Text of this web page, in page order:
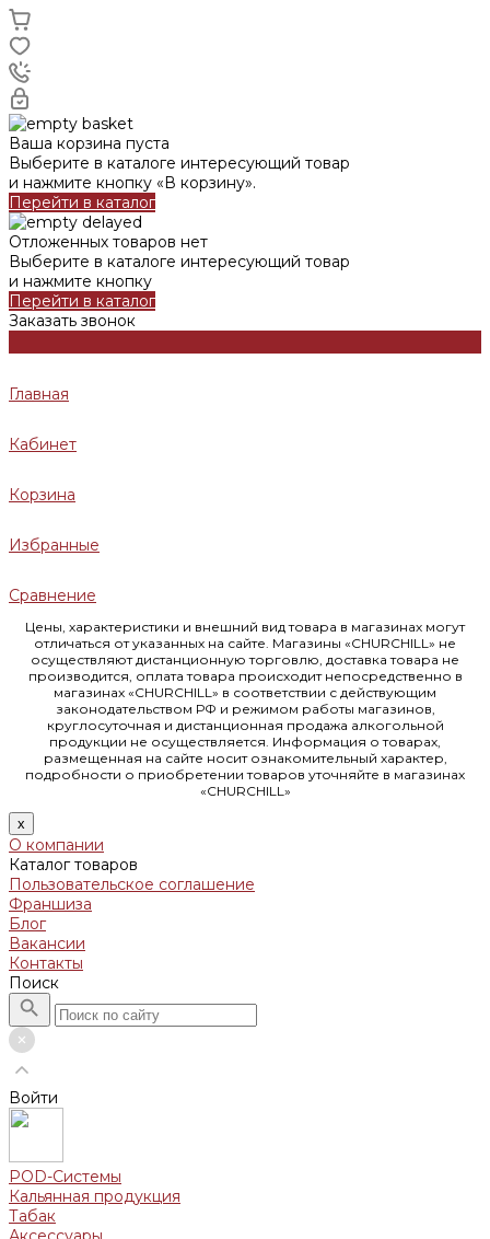
Ваша корзина пуста
Выберите в каталоге интересующий товар
и нажмите кнопку «В корзину».
Перейти в каталог
Отложенных товаров нет
Выберите в каталоге интересующий товар
и нажмите кнопку
Перейти в каталог
Заказать звонок
Главная
Кабинет
Корзина
Избранные
Сравнение
Цены, характеристики и внешний вид товара в магазинах могут
отличаться от указанных на сайте. Магазины «CHURCHILL» не
осуществляют дистанционную торговлю, доставка товара не
производится, оплата товара происходит непосредственно в
магазинах «CHURCHILL» в соответствии с действующим
законодательством РФ и режимом работы магазинов,
круглосуточная и дистанционная продажа алкогольной
продукции не осуществляется. Информация о товарах,
размещенная на сайте носит ознакомительный характер,
подробности о приобретении товаров уточняйте в магазинах
«CHURCHILL»
x
О компании
Каталог товаров
Пользовательское соглашение
Франшиза
Блог
Вакансии
Контакты
Поиск
Войти
POD-Системы
Кальянная продукция
Табак